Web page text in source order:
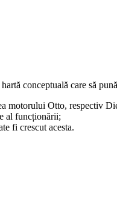
conceptuală care să
motorului Otto, respectiv
al funcționării;
fi crescut acesta.